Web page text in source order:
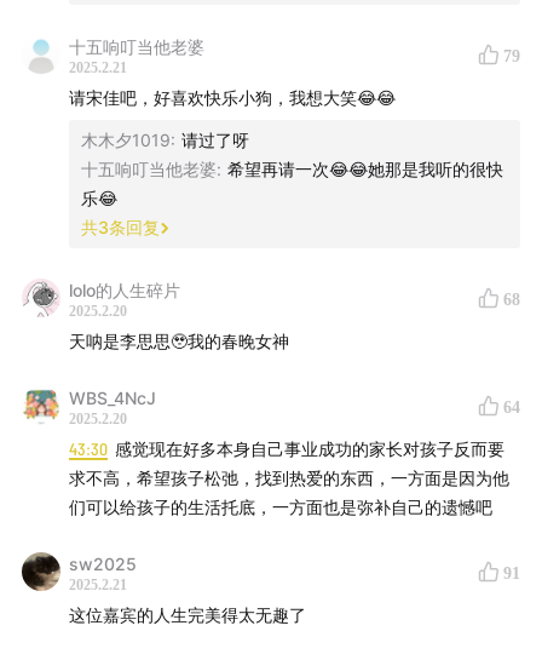
35:20 天生就有规则意识
我一直不是一个很有个性的人
当时不杂，既过不恋
🎵本期BGM：
Bach - C Major Prelude
👧在哪里还可以看到主播
思文：
微博：思文文文
十五响叮当他老婆
2025.2.21
79
请宋佳吧，好喜欢快乐小狗，我想大笑😂😂
木木夕1019: 请过了呀
十五响叮当他老婆: 希望再请一次😂😂她那是我听的很快
乐😂
共3条回复
lolo的人生碎片
2025.2.20
68
天呐是李思思🥹我的春晚女神
WBS_4NcJ
2025.2.20
64
43:30 感觉现在好多本身自己事业成功的家长对孩子反而要
求不高，希望孩子松弛，找到热爱的东西，一方面是因为他
们可以给孩子的生活托底，一方面也是弥补自己的遗憾吧
sw2025
2025.2.21
91
这位嘉宾的人生完美得太无趣了